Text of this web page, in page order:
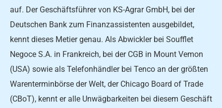
auf. Der Ge­schäftsführer von KS-Agrar GmbH, bei der
Deutschen Bank zum Finanzassistenten ausge­bildet,
kennt dieses Metier ge­nau. Als Abwickler bei Soufflet
Negoce S.A. in Frankreich, bei der CGB in Mount Vemon
(USA) sowie als Telefonhändler bei Tenco an der größten
Wa­renterminbörse der Welt, der Chicago Board of Trade
(CBoT), kennt er alle Unwägbarkeiten bei diesem Geschäft